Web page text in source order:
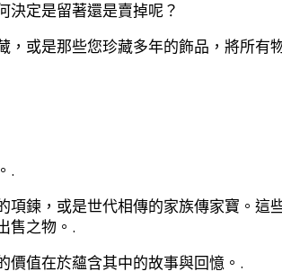
決定是留著還是賣掉呢？
或是那些您珍藏多年的飾品，將所有
.
鍊，或是世代相傳的家族傳家寶。這
售之物。.
價值在於蘊含其中的故事與回憶。.